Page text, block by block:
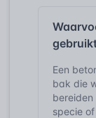
Een
bak die
specie